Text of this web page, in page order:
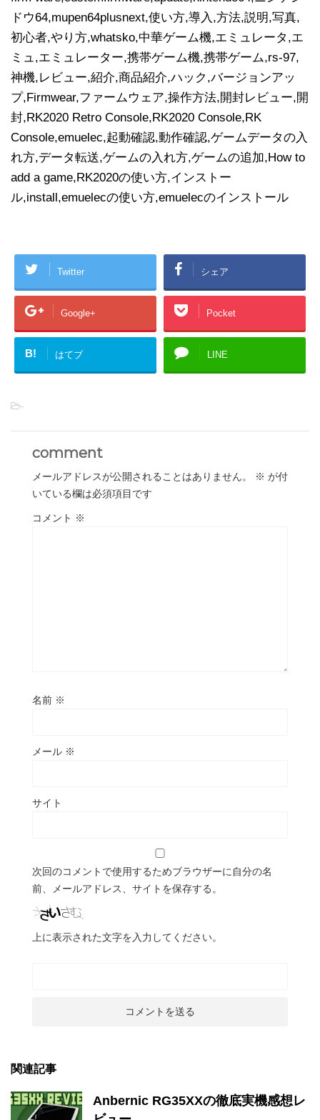
ドウ64,mupen64plusnext,使い方,導入,方法,説明,写真,
初心者,やり方,whatsko,中華ゲーム機,エミュレータ,エ
ミュ,エミュレーター,携帯ゲーム機,携帯ゲーム,rs-97,
神機,レビュー,紹介,商品紹介,ハック,バージョンアッ
プ,Firmwear,ファームウェア,操作方法,開封レビュー,開
封,RK2020 Retro Console,RK2020 Console,RK
Console,emuelec,起動確認,動作確認,ゲームデータの入
れ方,データ転送,ゲームの入れ方,ゲームの追加,How to
add a game,RK2020の使い方,インストー
ル,install,emuelecの使い方,emuelecのインストール
Twitter シェア
Google+ Pocket
B! はてブ LINE
-
comment
メールアドレスが公開されることはありません。 ※ が付
いている欄は必須項目です
コメント ※
名前 ※
メール ※
サイト
次回のコメントで使用するためブラウザーに自分の名
前、メールアドレス、サイトを保存する。
上に表示された文字を入力してください。
関連記事
Anbernic RG35XXの徹底実機感想レ